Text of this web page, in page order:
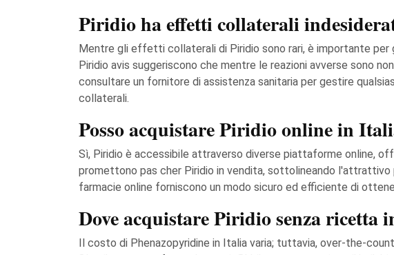
Piridio ha effetti collaterali
Mentre gli effetti collaterali di Piridio sono rari, è importante
Piridio avis suggeriscono che mentre le reazioni avverse sono
consultare un fornitore di assistenza sanitaria per gestire
collaterali.
Posso acquistare Piridio online in
Sì, Piridio è accessibile attraverso diverse piattaforme online,
promettono pas cher Piridio in vendita, sottolineando l'attrattivo
farmacie online forniscono un modo sicuro ed efficiente di
Dove acquistare Piridio senza ricetta
Il costo di Phenazopyridine in Italia varia; tuttavia, over-the-